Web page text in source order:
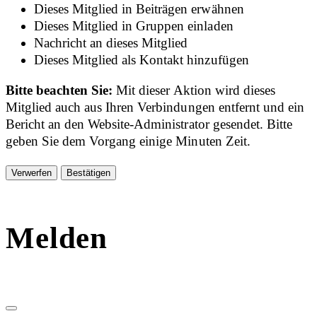
Dieses Mitglied in Beiträgen erwähnen
Dieses Mitglied in Gruppen einladen
Nachricht an dieses Mitglied
Dieses Mitglied als Kontakt hinzufügen
Bitte beachten Sie:Mit dieser Aktion wird dieses
Mitglied auch aus Ihren Verbindungen entfernt und ein
Bericht an den Website-Administrator gesendet. Bitte
geben Sie dem Vorgang einige Minuten Zeit.
Bestätigen
Melden